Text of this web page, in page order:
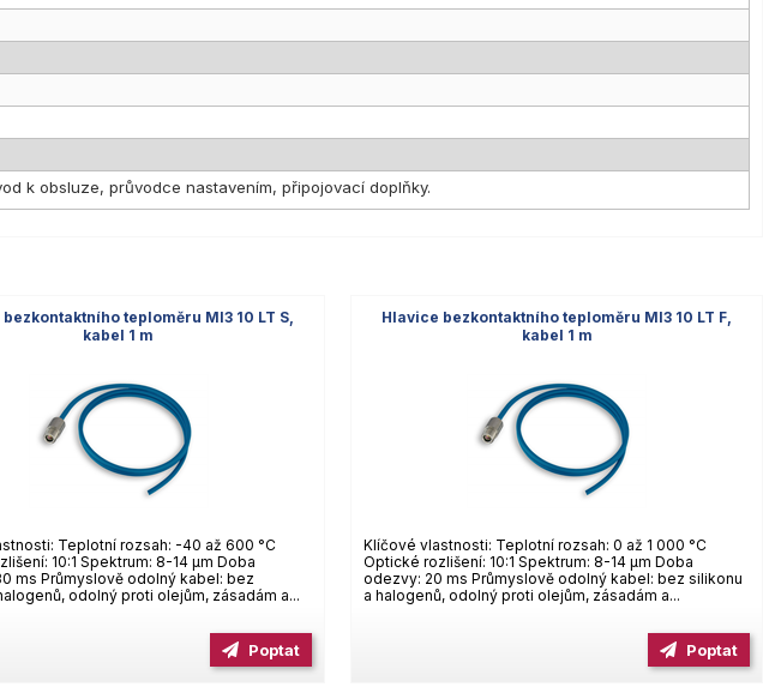
k obsluze, průvodce nastavením, připojovací doplňky.
teploměru MI3 10 LT S,
kabel 1 m
Teplotní rozsah: -40 až 600 °C
10:1 Spektrum: 8-14 µm Doba
ms Průmyslově odolný kabel: bez
odolný proti olejům, zásadám a...
Poptat
Hlavice bezkontaktního teploměru MI3 10 LT F,
kabel 1 m
Klíčové vlastnosti: Teplotní rozsah: 0 až 1 000 °C
Optické rozlišení: 10:1 Spektrum: 8-14 µm Doba
odezvy: 20 ms Průmyslově odolný kabel: bez silikonu
a halogenů, odolný proti olejům, zásadám a...
Poptat